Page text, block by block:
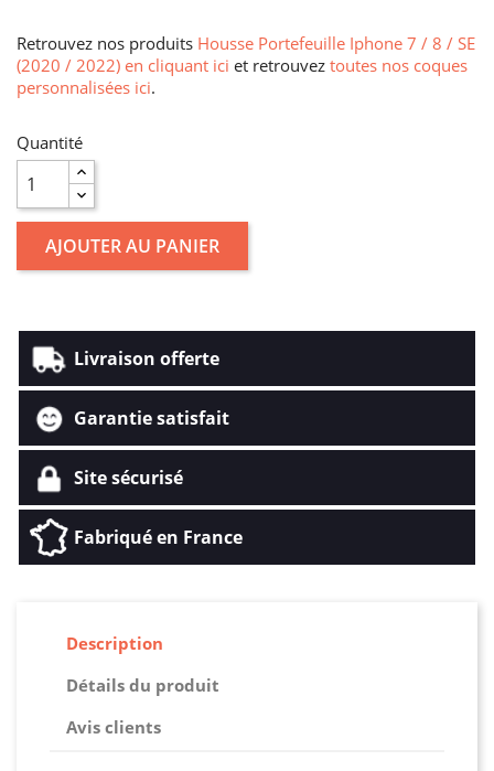
Retrouvez nos produits Housse Portefeuille Iphone 7 / 8 / SE
(2020 / 2022) en cliquant ici et retrouvez toutes nos coques
personnalisées ici.
Quantité
AJOUTER AU PANIER
Livraison offerte
Garantie satisfait
Site sécurisé
Fabriqué en France
Description
Détails du produit
Avis clients